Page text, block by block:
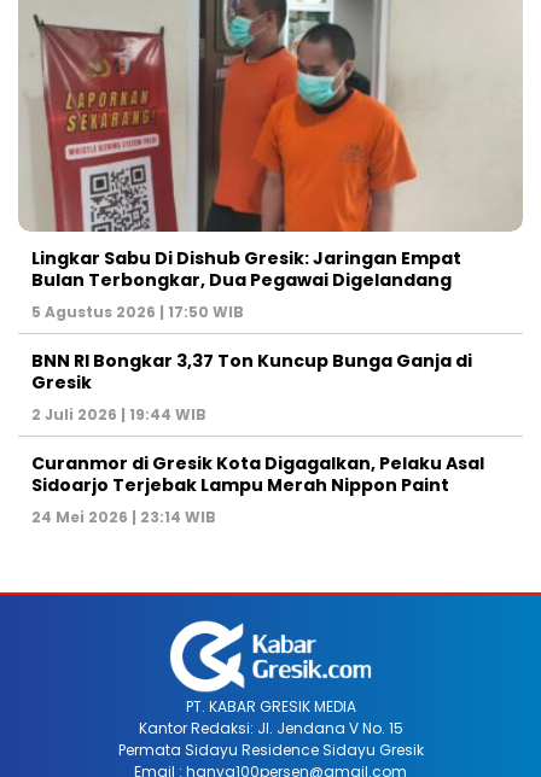
Lingkar Sabu Di Dishub Gresik: Jaringan Empat
Bulan Terbongkar, Dua Pegawai Digelandang
5 Agustus 2026 | 17:50 WIB
BNN RI Bongkar 3,37 Ton Kuncup Bunga Ganja di
Gresik
2 Juli 2026 | 19:44 WIB
Curanmor di Gresik Kota Digagalkan, Pelaku Asal
Sidoarjo Terjebak Lampu Merah Nippon Paint
24 Mei 2026 | 23:14 WIB
PT. KABAR GRESIK MEDIA
Kantor Redaksi: Jl. Jendana V No. 15
Permata Sidayu Residence Sidayu Gresik
Email : hanya100persen@gmail.com